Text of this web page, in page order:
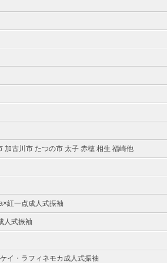
加古川市 たつの市 太子 赤穂 相生 福崎他
紅一点成人式振袖
人式振袖
イ・ラフィネモカ成人式振袖